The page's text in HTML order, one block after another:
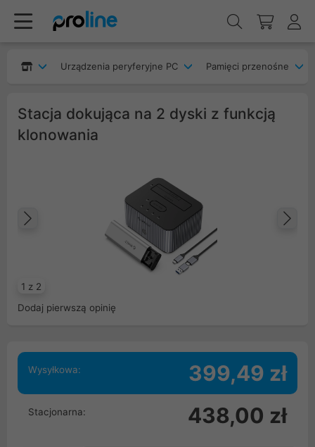
Urządzenia peryferyjne PC Pamięci przenośne
Stacja dokująca na 2 dyski z funkcją
klonowania
1 z 2
Poprzedni
Dodaj pierwszą opinię
Wysyłkowa: 399,49 zł
Stacjonarna: 438,00 zł